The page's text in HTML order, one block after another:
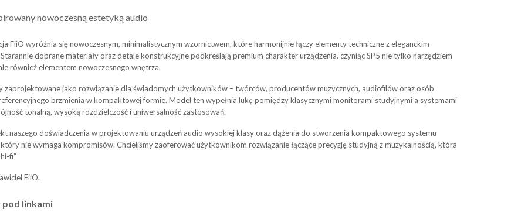
nowoczesną estetyką audio
FiiO wyróżnia się nowoczesnym, minimalistycznym wzornictwem, które harmonijnie łączy elementy techniczne z eleganckim
dobrane materiały oraz detale konstrukcyjne podkreślają premium charakter urządzenia, czyniąc SP5 nie tylko narzędziem
również elementem nowoczesnego wnętrza.
zaprojektowane jako rozwiązanie dla świadomych użytkowników – twórców, producentów muzycznych, audiofilów oraz osób
brzmienia w kompaktowej formie. Model ten wypełnia lukę pomiędzy klasycznymi monitorami studyjnymi a systemami
tonalną, wysoką rozdzielczość i uniwersalność zastosowań.
naszego doświadczenia w projektowaniu urządzeń audio wysokiej klasy oraz dążenia do stworzenia kompaktowego systemu
nie wymaga kompromisów. Chcieliśmy zaoferować użytkownikom rozwiązanie łączące precyzję studyjną z muzykalnością, która
fi”
FiiO.
pod linkami